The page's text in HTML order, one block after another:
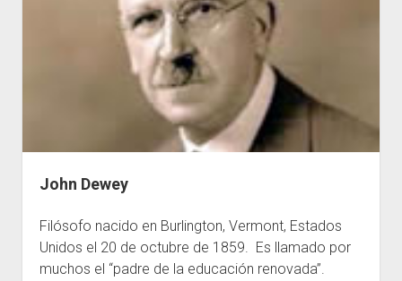
John Dewey
Filósofo nacido en Burlington, Vermont, Estados
Unidos el 20 de octubre de 1859. Es llamado por
muchos el “padre de la educación renovada”.